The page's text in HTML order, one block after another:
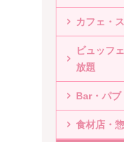
カフェ・
ビュッフ
放題
Bar・パブ
食材店・